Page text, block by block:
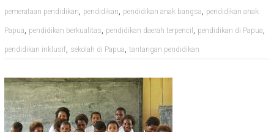
pemerataan pendidikan, pendidikan, pendidikan anak bangsa, pendidikan anak
Papua, pendidikan berkualitas, pendidikan daerah terpencil , pendidikan di Papua,
pendidikan inklusif, sekolah di Papua, tantangan pendidikan